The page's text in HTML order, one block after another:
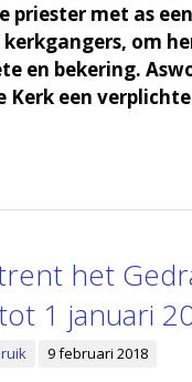
priester met as
om
en bekering.
Kerk een
het
1 januari
9 februari 2018